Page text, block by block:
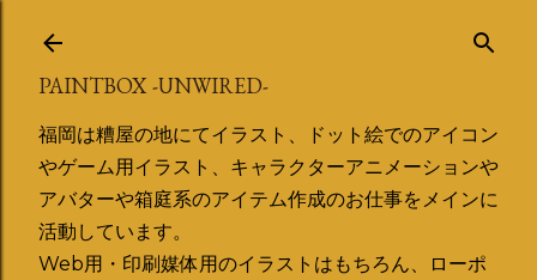
スキップしてメイン コンテンツに移動
PAINTBOX -UNWIRED-
福岡は糟屋の地にてイラスト、ドット絵でのアイコン
やゲーム用イラスト、キャラクターアニメーションや
アバターや箱庭系のアイテム作成のお仕事をメインに
活動しています。
Web用・印刷媒体用のイラストはもちろん、ローポ